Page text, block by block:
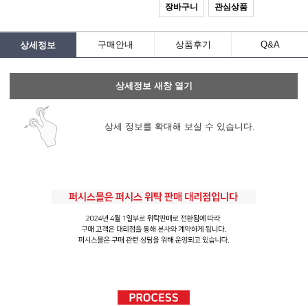
장바구니 관심상품
상세정보 구매안내 상품후기 Q&A
상세정보 새창 열기
상세 정보를 확대해 보실 수 있습니다.